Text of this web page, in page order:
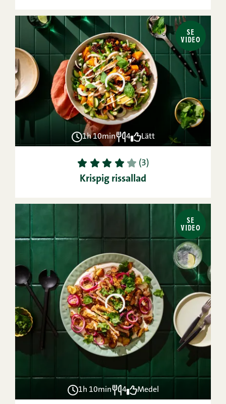
SE
VIDEO
1h 10min 4 Lätt
1 2 3 4 5 (3)
Krispig rissallad
SE
VIDEO
1h 10min 4 Medel